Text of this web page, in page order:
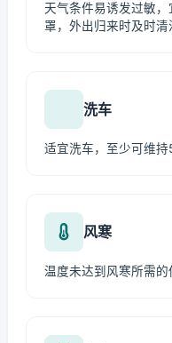
天气条件易诱发过敏
罩，外出归来时及时清
洗车
适宜洗车，至少可维持
风寒
温度未达到风寒所需的